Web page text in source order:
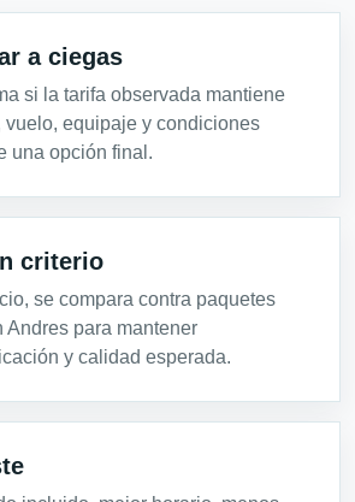
a ciegas
si la tarifa observada mantiene
vuelo, equipaje y condiciones
una opción final.
criterio
se compara contra paquetes
Andres para mantener
y calidad esperada.